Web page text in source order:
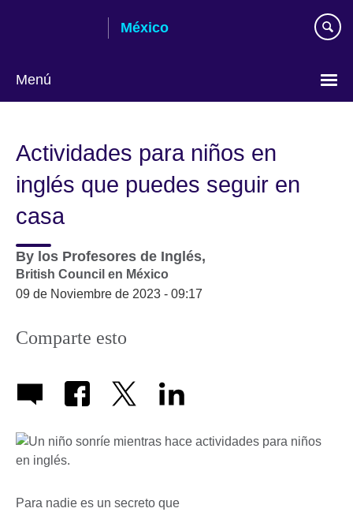
México
Menú
language
Actividades para niños en
inglés que puedes seguir en
casa
By los Profesores de Inglés,
British Council en México
09 de Noviembre de 2023 - 09:17
Comparte esto
Para nadie es un secreto que